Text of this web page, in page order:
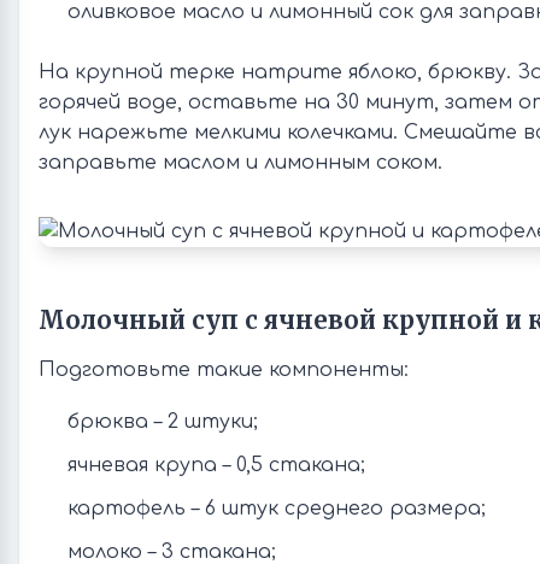
оливковое масло и лимонный сок для
На крупной терке натрите яблоко, брюкву.
горячей воде, оставьте на 30 минут, затем
лук нарежьте мелкими колечками. Смешайте
заправьте маслом и лимонным соком.
Молочный суп с ячневой крупной и
Подготовьте такие компоненты:
брюква – 2 штуки;
ячневая крупа – 0,5 стакана;
картофель – 6 штук среднего размера;
молоко – 3 стакана;